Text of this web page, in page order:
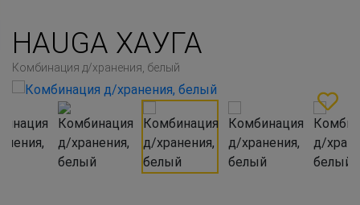
HAUGA ХАУГА
Комбинация д/хранения, белый